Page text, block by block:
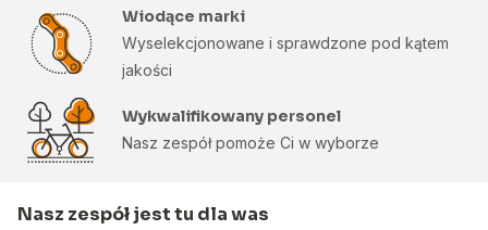
Wiodące marki
Wyselekcjonowane i sprawdzone pod kątem
jakości
Wykwalifikowany personel
Nasz zespół pomoże Ci w wyborze
Nasz zespół jest tu dla was